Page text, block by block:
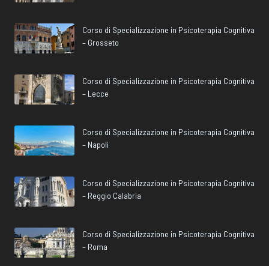
Corso di Specializzazione in Psicoterapia Cognitiva
– Grosseto
Corso di Specializzazione in Psicoterapia Cognitiva
– Lecce
Corso di Specializzazione in Psicoterapia Cognitiva
– Napoli
Corso di Specializzazione in Psicoterapia Cognitiva
– Reggio Calabria
Corso di Specializzazione in Psicoterapia Cognitiva
– Roma